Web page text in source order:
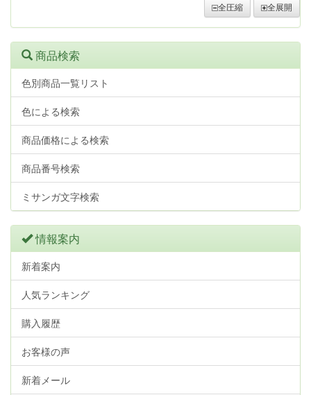
全圧縮 全展開
商品検索
色別商品一覧リスト
色による検索
商品価格による検索
商品番号検索
ミサンガ文字検索
情報案内
新着案内
人気ランキング
購入履歴
お客様の声
新着メール